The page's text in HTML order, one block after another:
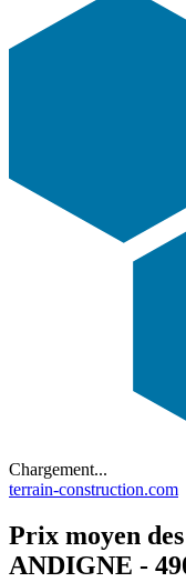
Chargement...
terrain-construction.com
Prix moyen
ANDIGNE -